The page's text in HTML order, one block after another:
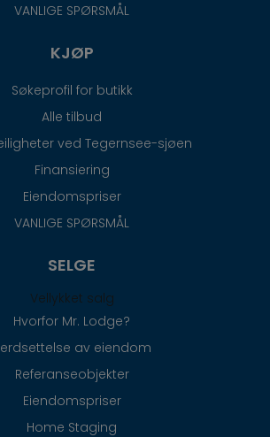
VANLIGE SPØRSMÅL
KJØP
Søkeprofil for butikk
Alle tilbud
ved Tegernsee-sjøen
Finansiering
Eiendomspriser
VANLIGE SPØRSMÅL
SELGE
Vellykket salg
Hvorfor Mr. Lodge?
av eiendom
Referanseobjekter
Eiendomspriser
Home Staging